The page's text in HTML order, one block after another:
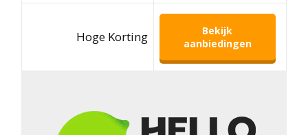
Hoge Korting
Bekijk
aanbiedingen